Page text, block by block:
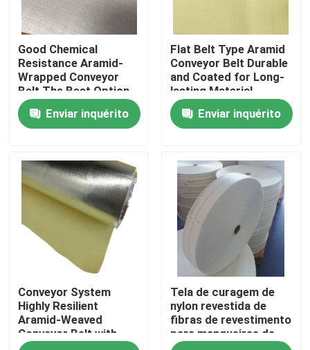
Vídeos
Sobre nós
Excursão da fábrica
Controle da qualidade
Contacte-nos
Peça umas citações
Tela de Aramid do meta
tela do aramid de para
Good Chemical
Resistance Aramid-
Wrapped Conveyor
Belt The Best Option
for Flat Belt
Enviar inquérito
Flat Belt Type Aramid
Conveyor Belt Durable
and Coated for Long-
lasting Material
Transfer
Enviar inquérito
Conveyor System
Highly Resilient
Aramid-Weaved
Conveyor Belt with
Excellent Abrasion
Tela de curagem de
nylon revestida de
fibras de revestimento
para mangueiras de
borracha